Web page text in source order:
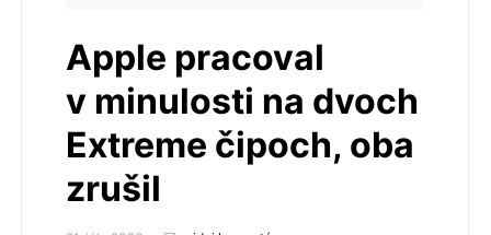
Apple pracoval
v minulosti na dvoch
Extreme čipoch, oba
zrušil